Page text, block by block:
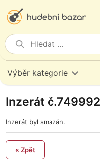
Výběr kategorie
Inzerát č.749992
Inzerát byl smazán.
« Zpět